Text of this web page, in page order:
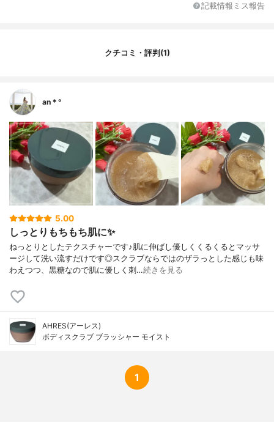
記載情報ミス報告
クチコミ・評判(1)
an＊°
5.00
しっとりもちもち肌に✨
ねっとりとしたテクスチャーです♪肌に伸ばし優しくくるくるとマッサ
ージして洗い流すだけです◎スクラブならではのザラっとした感じも味
わえつつ、黒糖なので肌に優しく刺…続きを見る
AHRES(アーレス)
ボディスクラブ ブラッシャー モイスト
1